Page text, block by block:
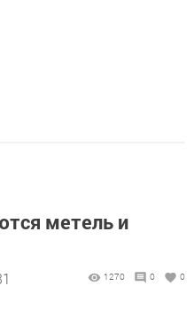
метель и
1270 0 0